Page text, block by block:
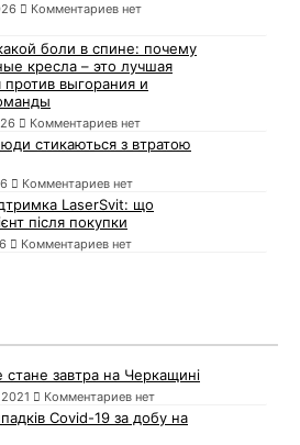
Комментариев нет
боли в спине: почему
кресла – это лучшая
против выгорания и
Комментариев нет
стикаються з втратою
Комментариев нет
LaserSvit: що
після покупки
Комментариев нет
завтра на Черкащині
Комментариев нет
Covid-19 за добу на